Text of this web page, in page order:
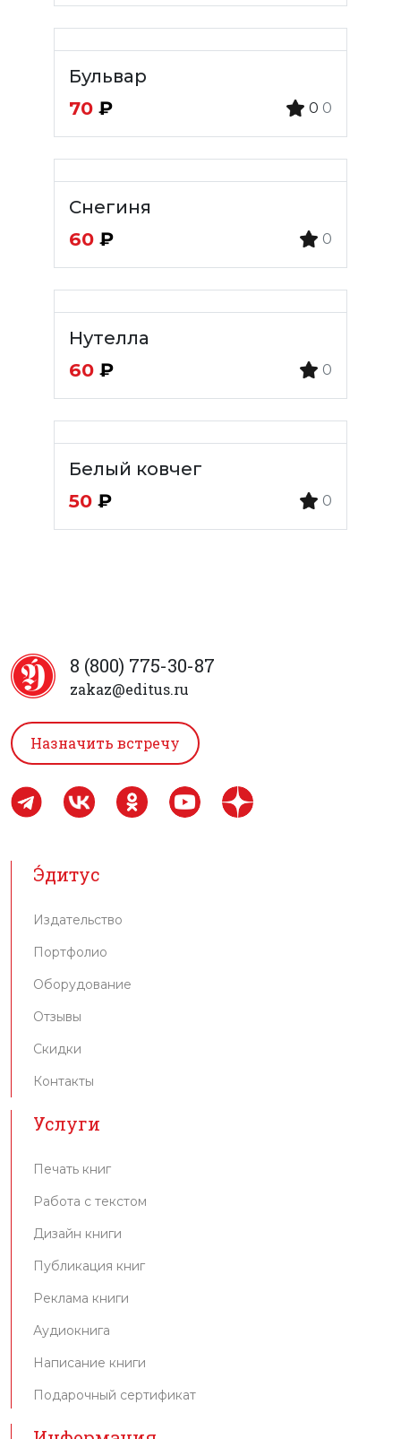
Бульвар
70 ₽ 0 0
Снегиня
60 ₽ 0
Нутелла
60 ₽ 0
Белый ковчег
50 ₽ 0
8 (800) 775-30-87
zakaz@editus.ru
Назначить встречу
Э́дитус
Издательство
Портфолио
Оборудование
Отзывы
Скидки
Контакты
Услуги
Печать книг
Работа с текстом
Дизайн книги
Публикация книг
Реклама книги
Аудиокнига
Написание книги
Подарочный сертификат